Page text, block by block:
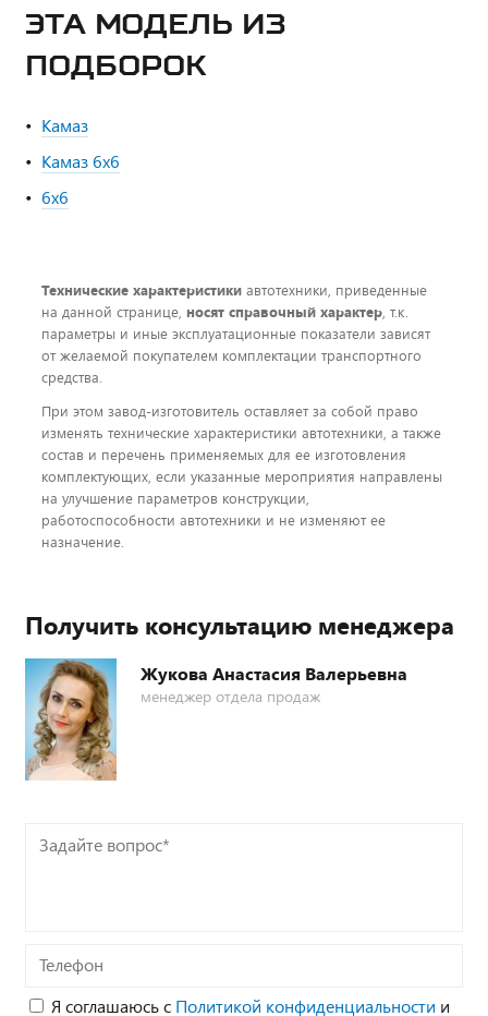
ЭТА МОДЕЛЬ ИЗ
ПОДБОРОК
Камаз
Камаз 6х6
6х6
Технические характеристики автотехники, приведенные
на данной странице, носят справочный характер, т.к.
параметры и иные эксплуатационные показатели зависят
от желаемой покупателем комплектации транспортного
средства.
При этом завод-изготовитель оставляет за собой право
изменять технические характеристики автотехники, а также
состав и перечень применяемых для ее изготовления
комплектующих, если указанные мероприятия направлены
на улучшение параметров конструкции,
работоспособности автотехники и не изменяют ее
назначение.
Получить консультацию менеджера
Жукова Анастасия Валерьевна
менеджер отдела продаж
Задайте
вопрос*
Телефон
Я соглашаюсь с Политикой конфиденциальности и